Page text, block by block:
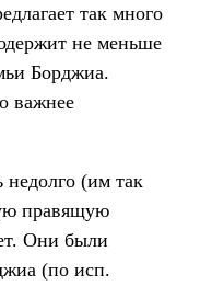
так много
не меньше
Борджиа.
важнее
(им так
правящую
Они были
(по исп.